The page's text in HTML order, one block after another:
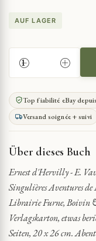
AUF LAGER
ABENTEUER
DES
HERRN
BARNABÉ
AUS
VERSAILLES
DER
ARKTIS
Top fiabilité eBay
Versand soignée + suivi
Über dieses Buch
Ernest d'Hervilly - E.
Singulières Aventures
Librairie Furne, Boivin
Verlagskarton, etwas
Seiten, 20 x 26 cm.